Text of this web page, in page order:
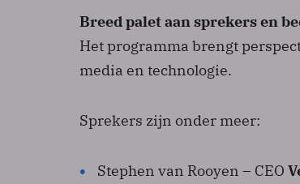
Breed palet aan sprekers en
Het programma brengt
media en technologie.
Sprekers zijn onder meer:
Stephen van Rooyen – CEO